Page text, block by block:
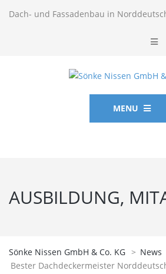
Dach- und Fassadenbau in
MENU
AUSBILDUNG,
Sönke Nissen GmbH & Co. KG > News
Bester Dachdeckermeister